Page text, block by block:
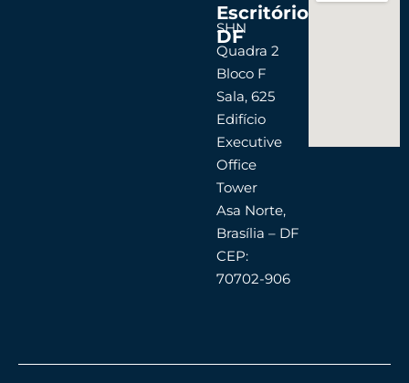
Escritório
DF
SHN
Quadra 2
Bloco F
Sala, 625
Edifício
Executive
Office
Tower
Asa Norte,
Brasília – DF
CEP:
70702-906